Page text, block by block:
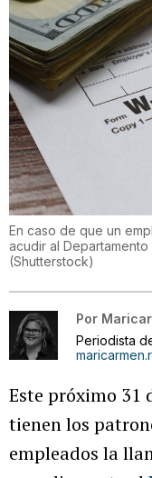
En caso de que un
acudir al
(Shutterstock)
Por
Periodista
Este próximo 31
tienen los
empleados la